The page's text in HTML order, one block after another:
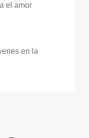
el amor
en la